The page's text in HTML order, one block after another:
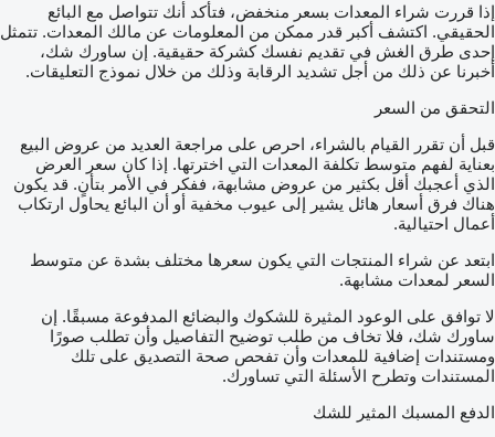
إذا قررت شراء المعدات بسعر منخفض، فتأكد أنك تتواصل مع البائع
الحقيقي. اكتشف أكبر قدر ممكن من المعلومات عن مالك المعدات. تتمثل
إحدى طرق الغش في تقديم نفسك كشركة حقيقية. إن ساورك شك،
أخبرنا عن ذلك من أجل تشديد الرقابة وذلك من خلال نموذج التعليقات.
التحقق من السعر
قبل أن تقرر القيام بالشراء، احرص على مراجعة العديد من عروض البيع
بعناية لفهم متوسط تكلفة المعدات التي اخترتها. إذا كان سعر العرض
الذي أعجبك أقل بكثير من عروض مشابهة، ففكر في الأمر بتأنٍ. قد يكون
هناك فرق أسعار هائل يشير إلى عيوب مخفية أو أن البائع يحاول ارتكاب
أعمال احتيالية.
ابتعد عن شراء المنتجات التي يكون سعرها مختلف بشدة عن متوسط
السعر لمعدات مشابهة.
لا توافق على الوعود المثيرة للشكوك والبضائع المدفوعة مسبقًا. إن
ساورك شك، فلا تخاف من طلب توضيح التفاصيل وأن تطلب صورًا
ومستندات إضافية للمعدات وأن تفحص صحة التصديق على تلك
المستندات وتطرح الأسئلة التي تساورك.
الدفع المسبك المثير للشك